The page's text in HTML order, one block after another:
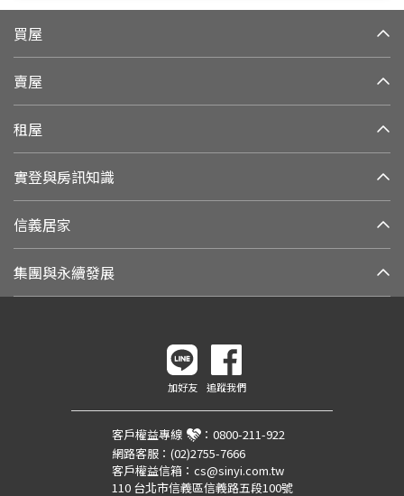
買屋
賣屋
租屋
實登與房訊知識
信義居家
集團與永續發展
加好友 追蹤我們
客戶權益專線 ： 0800-211-922
網路客服： (02)2755-7666
客戶權益信箱： cs@sinyi.com.tw
110 台北市信義區信義路五段100號